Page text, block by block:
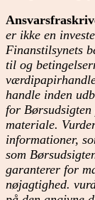
er ikke en
Finanstilsynets
til og
handle inden
for
materiale.
informationer,
som
garanterer for
nøjagtighed.